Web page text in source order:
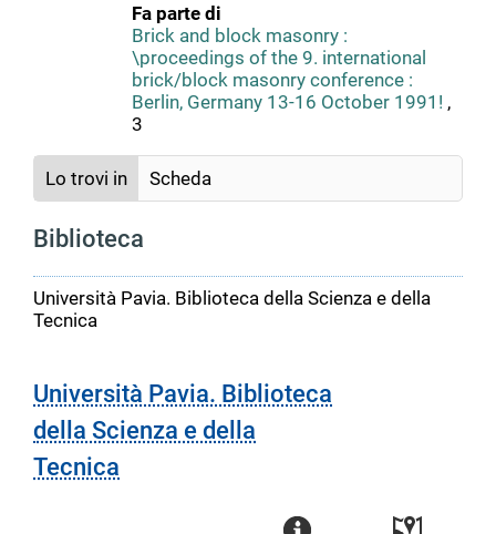
Fa parte di
Brick and block masonry :
\proceedings of the 9. international
brick/block masonry conference :
Berlin, Germany 13-16 October 1991! ,
3
Lo trovi in Scheda
Biblioteca
Università Pavia. Biblioteca della Scienza e della
Tecnica
Università Pavia. Biblioteca
della Scienza e della
Tecnica